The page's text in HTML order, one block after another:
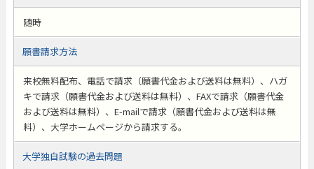
随時
願書請求方法
来校無料配布、電話で請求（願書代金および送料は無料）、ハガ
キで請求（願書代金および送料は無料）、FAXで請求（願書代金
および送料は無料）、E-mailで請求（願書代金および送料は無
料）、大学ホームページから請求する。
大学独自試験の過去問題